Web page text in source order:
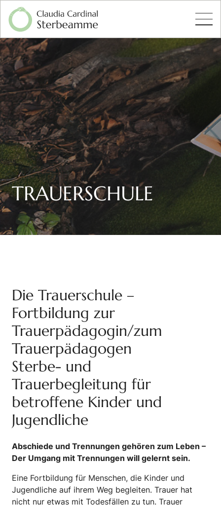
TRAUERSCHULE
Die Trauerschule –
Fortbildung zur
Trauerpädagogin/zum
Trauerpädagogen
Sterbe- und
Trauerbegleitung für
betroffene Kinder und
Jugendliche
Abschiede und Trennungen gehören zum Leben –
Der Umgang mit Trennungen will gelernt sein.
Eine Fortbildung für Menschen, die Kinder und
Jugendliche auf ihrem Weg begleiten. Trauer hat
nicht nur etwas mit Todesfällen zu tun. Trauer